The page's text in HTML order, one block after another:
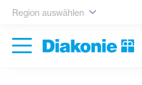
Region auswählen